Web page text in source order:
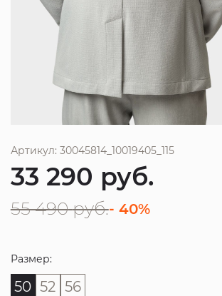
Артикул: 30045814_10019405_115
33 290 руб.
55 490 руб.- 40%
Размер:
50 52 56